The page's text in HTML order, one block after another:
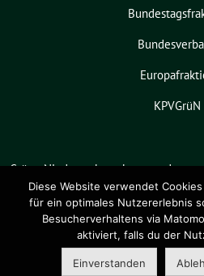
KPVGrüN
Grüne Niedersachsen benutzt das
freie grüne Themesunflower ‐ ein
Angebot derverdigado eG.
Diese Website verwendet
für ein optimales Nutzererlebnis
Besucherverhaltens via
aktiviert, falls du der
Einverstanden